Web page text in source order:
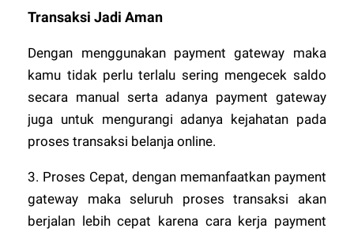
Transaksi Jadi Aman
Dengan menggunakan payment gateway maka
kamu tidak perlu terlalu sering mengecek saldo
secara manual serta adanya payment gateway
juga untuk mengurangi adanya kejahatan pada
proses transaksi belanja online.
3. Proses Cepat, dengan memanfaatkan payment
gateway maka seluruh proses transaksi akan
berjalan lebih cepat karena cara kerja payment